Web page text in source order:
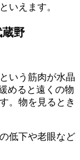
いえます。
蔵野
いう筋肉が水晶
めると遠くの物
。物を見るとき
低下や老眼など